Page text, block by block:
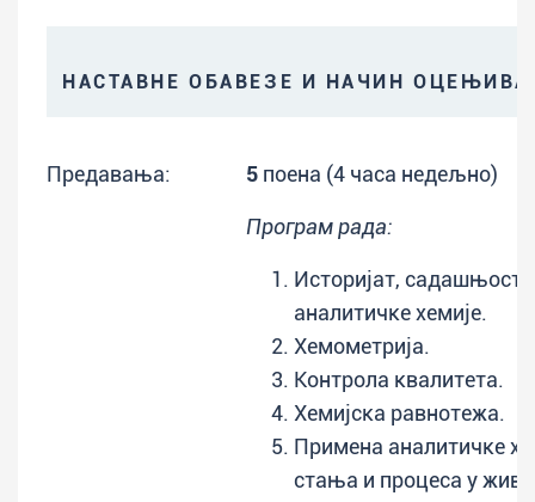
НАСТАВНЕ ОБАВЕЗЕ И НАЧИН
Предавања: 5 поена (4 часа недељно)
Програм рада:
Историјат, садашњост
аналитичке хемије.
Хемометрија.
Контрола квалитета.
Хемијска равнотежа.
Примена аналитичке
стања и процеса у